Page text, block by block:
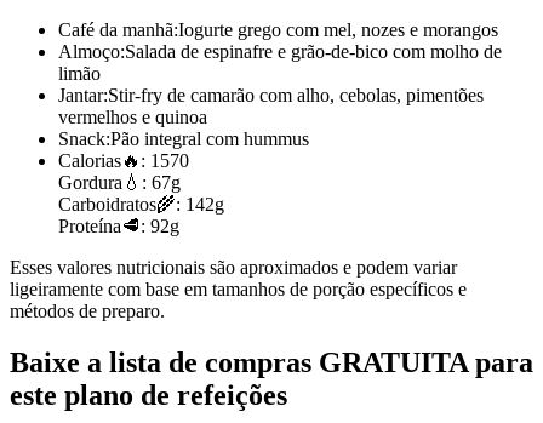
Café da manhã:Iogurte grego com mel, nozes e morangos
Almoço:Salada de espinafre e grão-de-bico com molho de
limão
Jantar:Stir-fry de camarão com alho, cebolas, pimentões
vermelhos e quinoa
Snack:Pão integral com hummus
Calorias🔥: 1570
Gordura 💧: 67g
Carboidratos🌾: 142g
Proteína🥩: 92g
Esses valores nutricionais são aproximados e podem variar
ligeiramente com base em tamanhos de porção específicos e
métodos de preparo.
Baixe a lista de compras GRATUITA para
este plano de refeições